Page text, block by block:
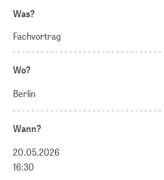
Was?
Fachvortrag
Wo?
Berlin
Wann?
20.05.2026
16:30